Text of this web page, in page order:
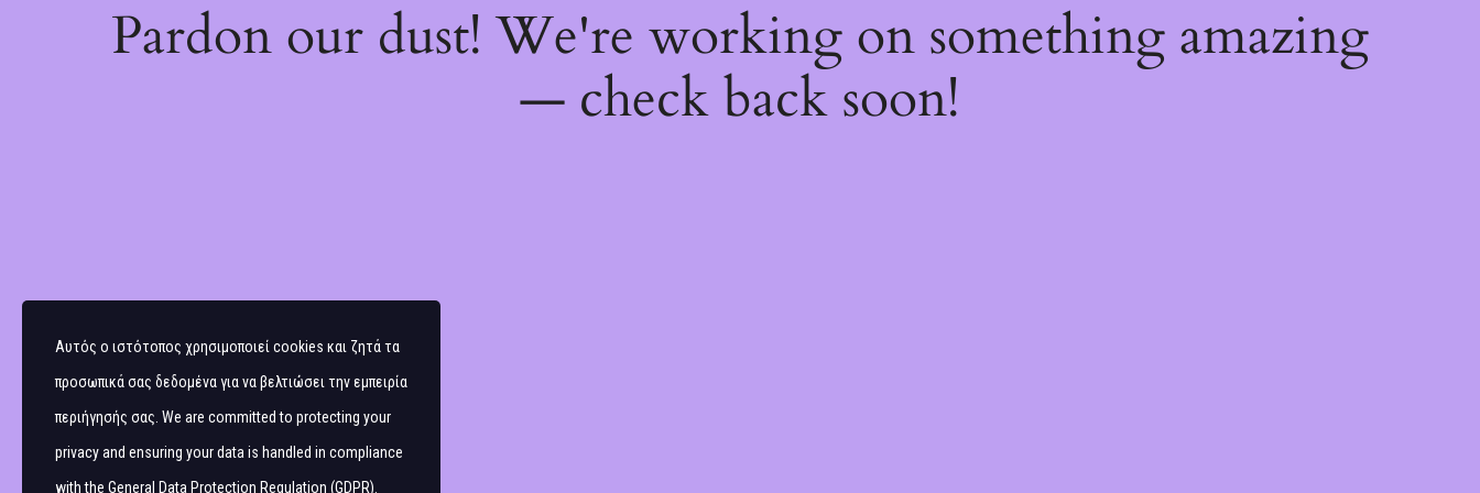
Pardon our dust! We're working on something amazing
— check back soon!
Αυτός ο ιστότοπος χρησιμοποιεί cookies και ζητά τα
προσωπικά σας δεδομένα για να βελτιώσει την εμπειρία
περιήγησής σας. We are committed to protecting your
privacy and ensuring your data is handled in compliance
with the General Data Protection Regulation (GDPR)